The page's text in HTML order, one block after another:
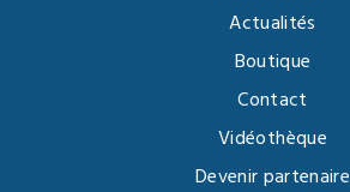
Actualités
Boutique
Contact
Vidéothèque
Devenir partenaire